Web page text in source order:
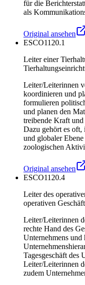
für die
als
Original ansehen
ESCO1120.1
Leiter einer
Leiter/Leiterinnen
koordinieren und
formulieren
und planen den
treibende Kraft
Dazu gehört es
und globaler
zoologischen
Original ansehen
ESCO1120.4
Leiter des
operativen
Leiter/Leiterinnen
rechte Hand des
Unternehmens und
Tagesgeschäft des
Leiter/Leiterinnen
zudem